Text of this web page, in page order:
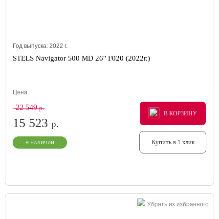
Год выпуска: 2022 г.
STELS Navigator 500 MD 26" F020 (2022г.)
Цена
22 549р.
15 523 р.
В НАЛИЧИИ
В КОРЗИНУ
В КОРЗИНУ
В КОРЗИНУ
Купить в 1 клик
Убрать из избранного